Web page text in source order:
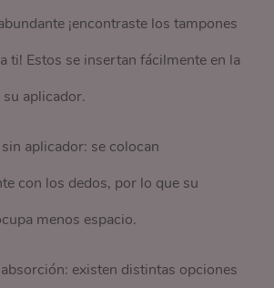
¡encontraste los tampones
ti! Estos se insertan fácilmente en la
aplicador.
aplicador: se colocan
con los dedos, por lo que su
menos espacio.
existen distintas opciones